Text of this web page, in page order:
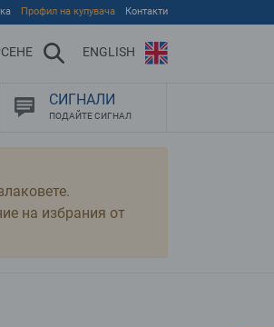
Профил на купувача Контакти
ENGLISH
СИГНАЛИ
ПОДАЙТЕ СИГНАЛ
на избрания от